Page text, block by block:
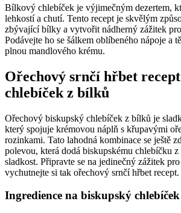
Bílkový chlebíček je výjimečným dezertem,
lehkostí a chutí. Tento recept je skvělým
zbývající bílky a vytvořit nádherný zážitek
Podávejte ho se šálkem oblíbeného nápoje a
plnou mandlového krému.
Ořechový srnčí hřbet
chlebíček z bílků
Ořechový biskupský chlebíček z bílků je
který spojuje krémovou náplň s křupavými
rozinkami. Tato lahodná kombinace se ještě
polevou, která dodá biskupskému chlebíčku
sladkost. Připravte se na jedinečný zážitek
vychutnejte si tak ořechový srnčí hřbet recept.
Ingredience na biskupský